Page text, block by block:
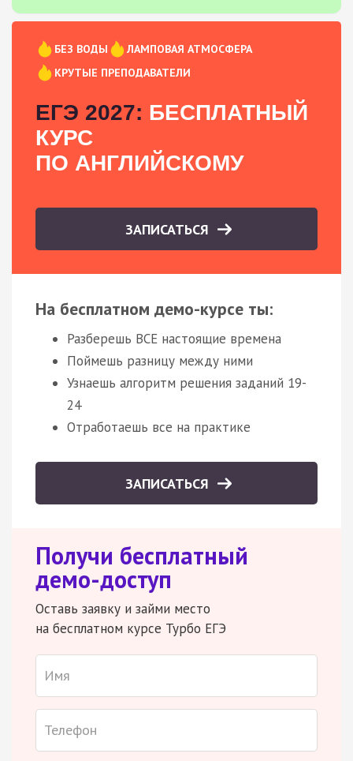
БЕЗ ВОДЫ
ЛАМПОВАЯ АТМОСФЕРА
КРУТЫЕ ПРЕПОДАВАТЕЛИ
ЕГЭ 2027: БЕСПЛАТНЫЙ
КУРС
ПО АНГЛИЙСКОМУ
ЗАПИСАТЬСЯ
На бесплатном демо-курсе ты:
Разберешь ВСЕ настоящие времена
Поймешь разницу между ними
Узнаешь алгоритм решения заданий 19-
24
Отработаешь все на практике
ЗАПИСАТЬСЯ
Получи бесплатный
демо-доступ
Оставь заявку и займи место
на бесплатном курсе Турбо ЕГЭ